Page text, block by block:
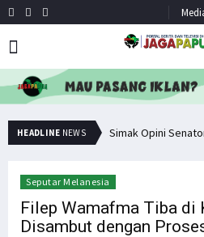
HEADLINE NEWS Pemuda PNG Deklarasi Dukungan untuk Papua Barat Lawan TNI/Polri
Seputar Melanesia
Filep Wamafma Tiba di
Disambut dengan